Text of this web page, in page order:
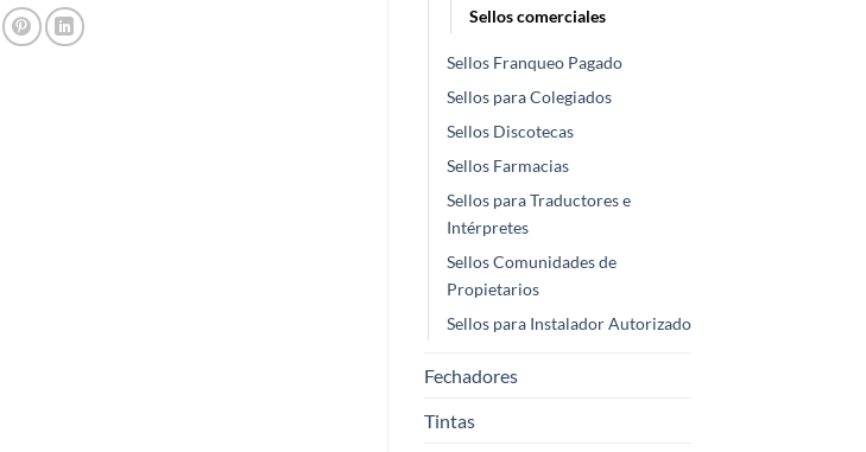
Sellos comerciales
Sellos Franqueo Pagado
Sellos para Colegiados
Sellos Discotecas
Sellos Farmacias
Sellos para Traductores e
Intérpretes
Sellos Comunidades de
Propietarios
Sellos para Instalador Autorizado
Fechadores
Tintas